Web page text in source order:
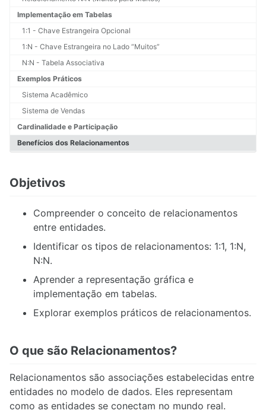
3.1. Modelo de Entidade e Relacionamento
3.4.Chave Estrangeira
3.5. Integridade Referencial e Cardinalidade
3.6. Dependência de Existência
3.9. Especialização e Generalização
3.10. Normalização de Dados (Eliminando Redundâncias)
5.1. Procedimentos e Funções (Stored Procedures/Functions)
5.2. Gatilhos e Funções (Triggers/Functions)
6.1. Arquitetura de Gerenciadores
6.2. Processamento e otimização de consultas
6.3. Controle de Transações (ACID)
6.4. Controle de concorrência
8.1. Projetos de Banco de Dados
8.2. Modelagem e Implementação Prática
8.3. Inovação e Prototipação
Implementação em Tabelas
1:1 - Chave Estrangeira Opcional
1:N - Chave Estrangeira no Lado “Muitos”
N:N - Tabela Associativa
Exemplos Práticos
Sistema Acadêmico
Sistema de Vendas
Cardinalidade e Participação
Benefícios dos Relacionamentos
Objetivos
Compreender o conceito de relacionamentos
entre entidades.
Identificar os tipos de relacionamentos: 1:1, 1:N,
N:N.
Aprender a representação gráfica e
implementação em tabelas.
Explorar exemplos práticos de relacionamentos.
O que são Relacionamentos?
Relacionamentos são associações estabelecidas entre
entidades no modelo de dados. Eles representam
como as entidades se conectam no mundo real.